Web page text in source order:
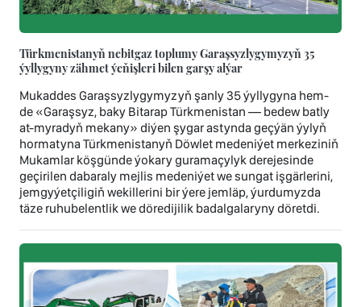
Türkmenistanyň nebitgaz toplumy Garaşsyzlygymyzyň 35
ýyllygyny zähmet ýeňişleri bilen garşy alýar
Mukaddes Garaşsyzlygymyzyň şanly 35 ýyllygyna hem-
de «Garaşsyz, baky Bitarap Türkmenistan — bedew batly
at-myradyň mekany» diýen şygar astynda geçýän ýylyň
hormatyna Türkmenistanyň Döwlet medeniýet merkeziniň
Mukamlar köşgünde ýokary guramaçylyk derejesinde
geçirilen dabaraly mejlis medeniýet we sungat işgärlerini,
jemgyýetçiligiň wekillerini bir ýere jemläp, ýurdumyzda
täze ruhubelentlik we döredijilik badalgalaryny döretdi.